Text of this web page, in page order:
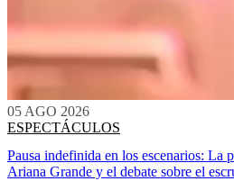
05 AGO 2026
ESPECTÁCULOS
Pausa indefinida en los escenarios: La
Ariana Grande y el debate sobre el